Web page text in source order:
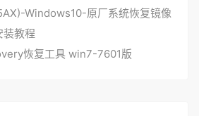
Windows10-原厂系统恢复镜像
装教程
恢复工具 win7-7601版